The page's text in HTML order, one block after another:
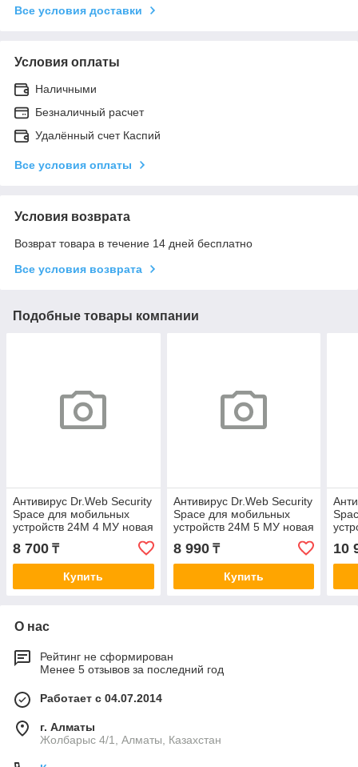
Все условия доставки
Условия оплаты
Наличными
Безналичный расчет
Удалённый счет Каспий
Все условия оплаты
Условия возврата
Возврат товара в течение 14 дней бесплатно
Все условия возврата
Подобные товары компании
Антивирус Dr.Web Security
Space для мобильных
устройств 24М 4 МУ новая
8 700 ₸
Купить
Антивирус Dr.Web Security
Space для мобильных
устройств 24М 5 МУ новая
8 990₸
Купить
10
О нас
Рейтинг не сформирован
Менее 5 отзывов за последний год
Работает с 04.07.2014
г. Алматы
Жолбарыс 4/1, Алматы, Казахстан